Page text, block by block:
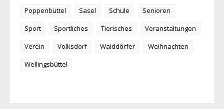
Poppenbüttel
Sasel Schule
Senioren
Sport
Sportliches Tierisches
Veranstaltungen
Verein
Volksdorf Walddörfer
Weihnachten
Wellingsbüttel